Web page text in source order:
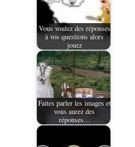
Vous voulez des réponses
à vos questions alors
jouez
Faites parler les images et
vous aurez des
réponses…